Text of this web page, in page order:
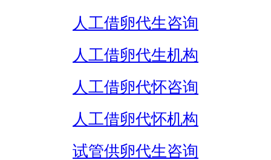
人工借卵代生咨询
人工借卵代生机构
人工借卵代怀咨询
人工借卵代怀机构
试管供卵代生咨询